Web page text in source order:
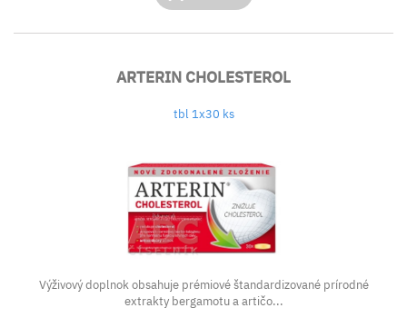
ARTERIN CHOLESTEROL
tbl 1x30 ks
Výživový doplnok obsahuje prémiové štandardizované prírodné
extrakty bergamotu a artičo...